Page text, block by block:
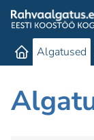
Algatused